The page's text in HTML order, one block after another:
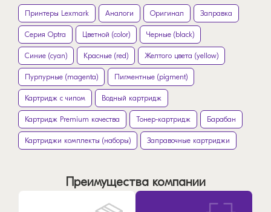
Принтеры Lexmark Аналоги Оригинал Заправка
Серия Optra Цветной (color) Черные (black)
Синие (cyan) Красные (red) Желтого цвета (yellow)
Пурпурные (magenta) Пигментные (pigment)
Картридж с чипом Водный картридж
Картридж Premium качества Тонер-картридж Барабан
Картриджи комплекты (наборы) Заправочные картриджи
Преимущества компании